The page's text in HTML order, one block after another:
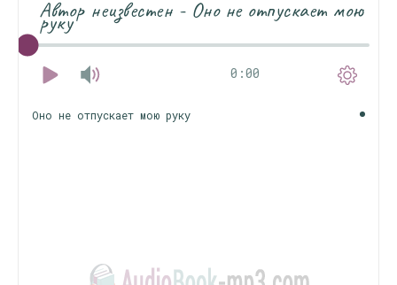
Автор неизвестен - Оно не отпускает мою
руку
0:00
Оно не отпускает мою руку